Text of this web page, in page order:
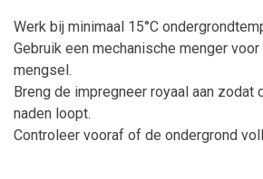
Werk bij minimaal 15°C
Gebruik een mechanische menger
mengsel.
Breng de impregneer royaal aan zodat
naden loopt.
Controleer vooraf of de ondergrond